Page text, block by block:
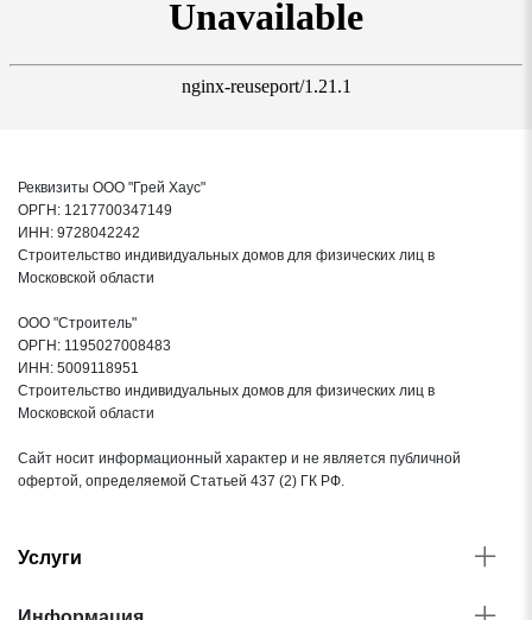
Обеспечивает 100 % надежность от проникновения
водяного пара в строительную конструкцию
Комплектующие, фурнитура
ППУ лента под контробрешетку
Стальные оцинкованные саморезы в цвет кровли
Доставка
Сборка
Приемка инженером технического надзора
Реквизиты ООО "Грей Хаус"
ОРГН: 1217700347149
ИНН: 9728042242
Строительство индивидуальных домов для физических лиц в
Московской области
ООО "Строитель"
ОРГН: 1195027008483
ИНН: 5009118951
Строительство индивидуальных домов для физических лиц в
Московской области
Сайт носит информационный характер и не является публичной
офертой, определяемой Статьей 437 (2) ГК РФ.
Услуги